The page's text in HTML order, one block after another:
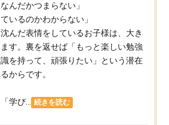
んだかつまらない」
いるのかわからない」
んだ表情をしているお子様は、大き
す。裏を返せば「もっと楽しい勉強
を持って、頑張りたい」という潜在
からです。
学び... 続きを読む